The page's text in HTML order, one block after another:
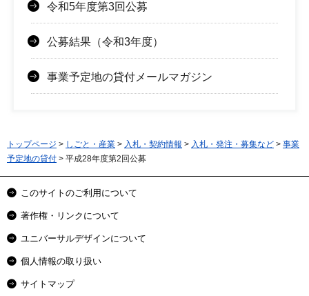
令和5年度第3回公募
公募結果（令和3年度）
事業予定地の貸付メールマガジン
トップページ > しごと・産業 > 入札・契約情報 > 入札・発注・募集など > 事業
予定地の貸付 > 平成28年度第2回公募
このサイトのご利用について
著作権・リンクについて
ユニバーサルデザインについて
個人情報の取り扱い
サイトマップ